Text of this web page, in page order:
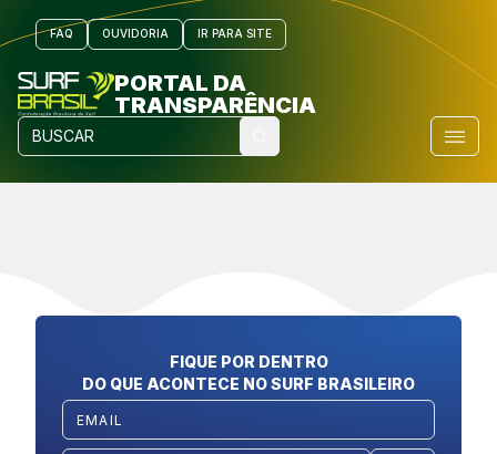
FAQ OUVIDORIA IR PARA SITE
PORTAL DA
TRANSPARÊNCIA
FIQUE POR DENTRO
DO QUE ACONTECE NO SURF BRASILEIRO